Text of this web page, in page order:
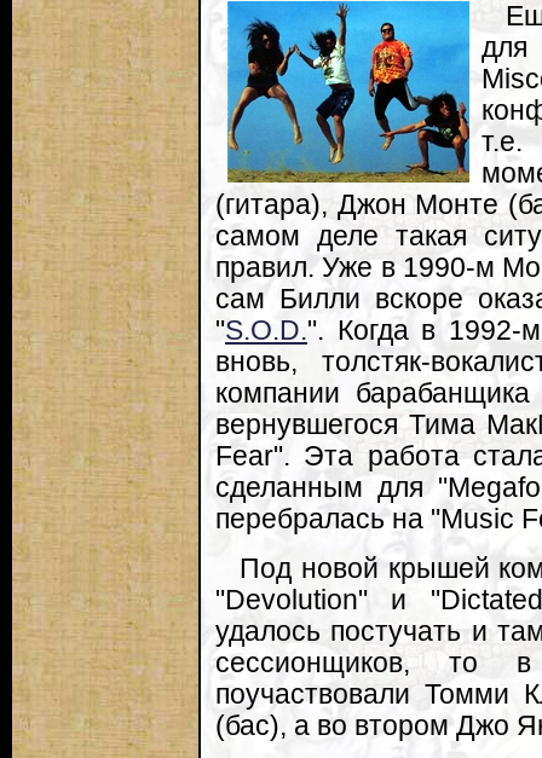
(гитара), Джон Монте
самом деле такая
правил. Уже в 1990-м
сам Билли вскоре
"S.O.D.". Когда в 1992-
вновь, толстяк-
компании
вернувшегося Тима
Fear". Эта работа
сделанным для
перебралась на "Music
Под новой крышей
"Devolution" и
удалось постучать и
сессионщиков, то
поучаствовали Томми
(бас), а во втором Джо